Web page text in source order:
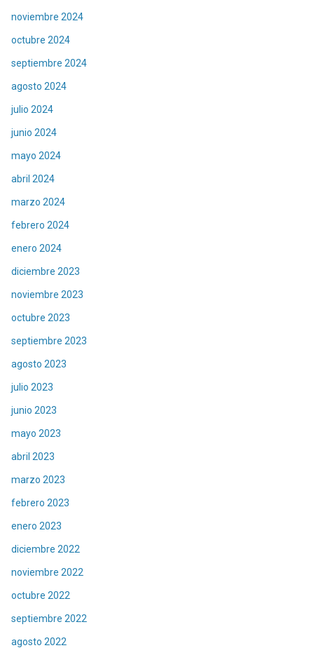
noviembre 2024
octubre 2024
septiembre 2024
agosto 2024
julio 2024
junio 2024
mayo 2024
abril 2024
marzo 2024
febrero 2024
enero 2024
diciembre 2023
noviembre 2023
octubre 2023
septiembre 2023
agosto 2023
julio 2023
junio 2023
mayo 2023
abril 2023
marzo 2023
febrero 2023
enero 2023
diciembre 2022
noviembre 2022
octubre 2022
septiembre 2022
agosto 2022